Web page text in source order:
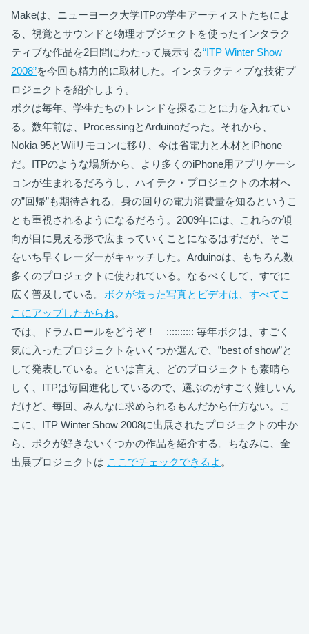
Makeは、ニューヨーク大学ITPの学生アーティストたちによ
る、視覚とサウンドと物理オブジェクトを使ったインタラク
ティブな作品を2日間にわたって展示する“ITP Winter Show
2008”を今回も精力的に取材した。インタラクティブな技術プ
ロジェクトを紹介しよう。
ボクは毎年、学生たちのトレンドを探ることに力を入れてい
る。数年前は、ProcessingとArduinoだった。それから、
Nokia 95とWiiリモコンに移り、今は省電力と木材とiPhone
だ。ITPのような場所から、より多くのiPhone用アプリケーシ
ョンが生まれるだろうし、ハイテク・プロジェクトの木材へ
の”回帰”も期待される。身の回りの電力消費量を知るというこ
とも重視されるようになるだろう。2009年には、これらの傾
向が目に見える形で広まっていくことになるはずだが、そこ
をいち早くレーダーがキャッチした。Arduinoは、もちろん数
多くのプロジェクトに使われている。なるべくして、すでに
広く普及している。 ボクが撮った写真とビデオは、すべてこ
こにアップしたからね。
では、ドラムロールをどうぞ！ :::::::::: 毎年ボクは、すごく
気に入ったプロジェクトをいくつか選んで、”best of show”と
して発表している。といは言え、どのプロジェクトも素晴ら
しく、ITPは毎回進化しているので、選ぶのがすごく難しいん
だけど、毎回、みんなに求められるもんだから仕方ない。こ
こに、ITP Winter Show 2008に出展されたプロジェクトの中か
ら、ボクが好きないくつかの作品を紹介する。ちなみに、全
出展プロジェクトは ここでチェックできるよ 。